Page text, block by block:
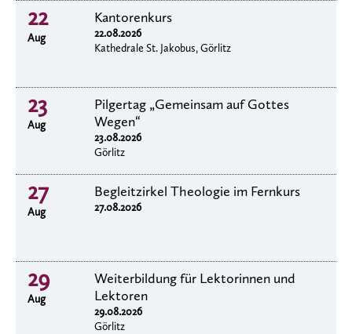
22
Aug
Kantorenkurs
22.08.2026
Kathedrale St. Jakobus, Görlitz
23
Aug
Pilgertag „Gemeinsam auf Gottes
Wegen“
23.08.2026
Görlitz
27
Aug
Begleitzirkel Theologie im Fernkurs
27.08.2026
29
Aug
Weiterbildung für Lektorinnen und
Lektoren
29.08.2026
Görlitz